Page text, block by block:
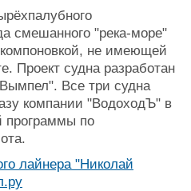
Галерея флота
Форум
Все службы
смешанного "река-море"
не имеющей
Проект судна разработан
Все три судна
компании "ВодоходЪ" в
программы по